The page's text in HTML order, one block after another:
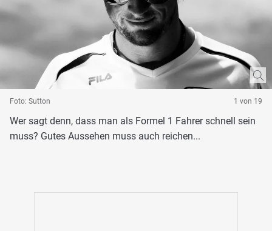
Foto: Sutton 1 von 19
Wer sagt denn, dass man als Formel 1 Fahrer schnell sein
muss? Gutes Aussehen muss auch reichen...